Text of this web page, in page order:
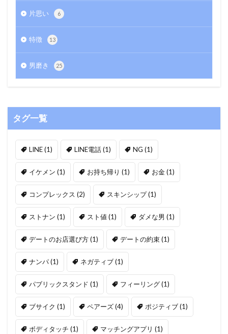
片思い 6
特徴 13
男磨き 25
タグ一覧
LINE(1) LINE電話(1) NG (1)
イケメン (1) お持ち帰り (1) お金(1)
コンプレックス (2) スキンシップ(1)
ストナン (1) スト値(1) ダメな男 (1)
デートのお店選び方(1) デートの約束(1)
ナンパ(1) ネガティブ(1)
パブリックスタンド (1) フィーリング(1)
ブサイク (1) ペアーズ(4) ポジティブ(1)
ボディタッチ (1) マッチングアプリ (1)